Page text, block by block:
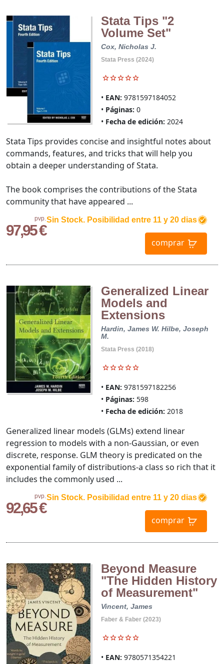
Stata Tips "2
Volume Set"
Cox, Nicholas J.
Stata Press (2024)
EAN: 9781597184052
Páginas: 0
Fecha de edición: 2024
pvp.
97,95 €
Sin Stock. Posibilidad entre 11 y 20 dias
comprar
Stata Tips provides concise and insightful notes about
commands, features, and tricks that will help you
obtain a deeper understanding of Stata.
The book comprises the contributions of the Stata
community that have appeared ...
Generalized Linear
Models and
Extensions
Hardin, James W. Hilbe, Joseph
M.
Stata Press (2018)
EAN: 9781597182256
Páginas: 598
Fecha de edición: 2018
pvp.
92,65 €
Sin Stock. Posibilidad entre 11 y 20 dias
comprar
Generalized linear models (GLMs) extend linear
regression to models with a non-Gaussian, or even
discrete, response. GLM theory is predicated on the
exponential family of distributions-a class so rich that it
includes the commonly used ...
Beyond Measure
"The Hidden History
of Measurement"
Vincent, James
Faber & Faber (2023)
EAN: 9780571354221